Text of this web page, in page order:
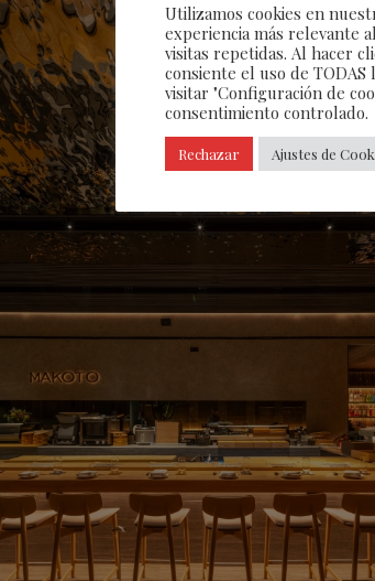
Utilizamos cookies en
experiencia más relevante
visitas repetidas. Al hacer
consiente el uso de TODAS
visitar "Configuración de
consentimiento controlado.
Rechazar Ajustes de